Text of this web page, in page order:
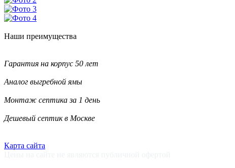
Наши преимущества
Гарантия на корпус 50 лет
Аналог выгребной ямы
Монтаж септика за 1 день
Дешевый септик в Москве
Карта сайта